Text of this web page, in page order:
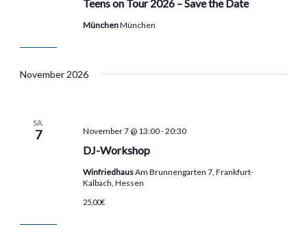
Teens on Tour 2026 – Save the Date
MünchenMünchen
November 2026
SA.
7
DJ-Workshop
November 7 @ 13:00-20:30
WinfriedhausAm Brunnengarten 7, Frankfurt-
Kalbach, Hessen
25,00€